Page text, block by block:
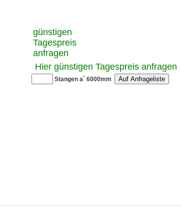
günstigen
Tagespreis
anfragen
Hier günstigen Tagespreis anfragen
Stangen a` 6000mm